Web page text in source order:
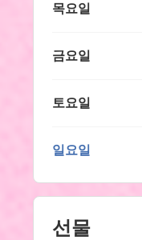
목요일
금요일
토요일
일요일
선물